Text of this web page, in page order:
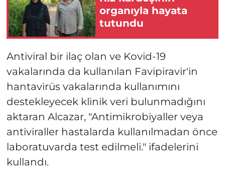
organıyla hayata
tutundu
Antiviral bir ilaç olan ve Kovid-19
vakalarında da kullanılan Favipiravir'in
hantavirüs vakalarında kullanımını
destekleyecek klinik veri bulunmadığını
aktaran Alcazar, "Antimikrobiyaller veya
antiviraller hastalarda kullanılmadan önce
laboratuvarda test edilmeli." ifadelerini
kullandı.